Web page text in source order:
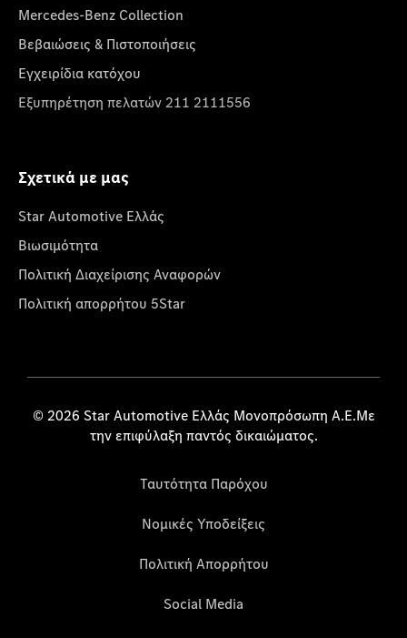
Mercedes-Benz Collection
Βεβαιώσεις & Πιστοποιήσεις
Εγχειρίδια κατόχου
Εξυπηρέτηση πελατών 211 2111556
Σχετικά με μας
Star Automotive Ελλάς
Βιωσιμότητα
Πολιτική Διαχείρισης Αναφορών
Πολιτική απορρήτου 5Star
© 2026 Star Automotive Ελλάς Μονοπρόσωπη Α.Ε.Με
την επιφύλαξη παντός δικαιώματος.
Ταυτότητα Παρόχου
Νομικές Υποδείξεις
Πολιτική Απορρήτου
Social Media